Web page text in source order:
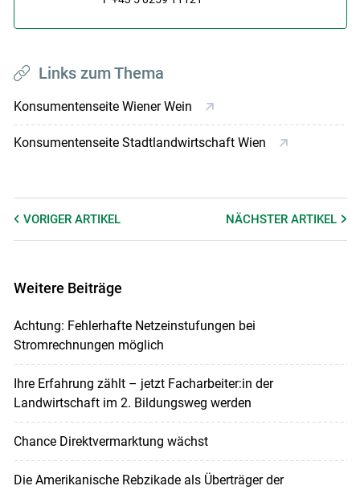
Links zum Thema
Konsumentenseite Wiener Wein
Konsumentenseite Stadtlandwirtschaft Wien
VORIGER ARTIKEL NÄCHSTERARTIKEL
Weitere Beiträge
Achtung: Fehlerhafte Netzeinstufungen bei
Stromrechnungen möglich
Ihre Erfahrung zählt – jetzt Facharbeiter:in der
Landwirtschaft im 2. Bildungsweg werden
Chance Direktvermarktung wächst
Die Amerikanische Rebzikade als Überträger der